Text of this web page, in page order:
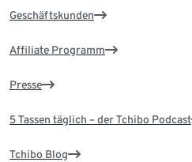
Geschäftskunden
Affiliate Programm
Presse
5 Tassen täglich – der Tchibo Podcast
Tchibo Blog